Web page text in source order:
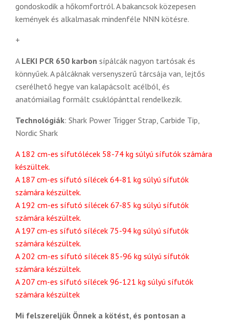
gondoskodik a hőkomfortról. A bakancsok közepesen
kemények és alkalmasak mindenféle NNN kötésre.
+
A LEKI PCR 650 karbon sípálcák nagyon tartósak és
könnyűek. A pálcáknak versenyszerű tárcsája van, lejtős
cserélhető hegye van kalapácsolt acélból, és
anatómiailag formált csuklópánttal rendelkezik.
Technológiák: Shark Power Trigger Strap, Carbide Tip,
Nordic Shark
A 182 cm-es sífutólécek 58-74 kg súlyú sífutók számára
készültek.
A 187 cm-es sífutó sílécek 64-81 kg súlyú sífutók
számára készültek.
A 192 cm-es sífutó sílécek 67-85 kg súlyú sífutók
számára készültek.
A 197 cm-es sífutó sílécek 75-94 kg súlyú sífutók
számára készültek.
A 202 cm-es sífutó sílécek 85-96 kg súlyú sífutók
számára készültek.
A 207 cm-es sífutó sílécek 96-121 kg súlyú sífutók
számára készültek
Mi felszereljük Önnek a kötést, és pontosan a